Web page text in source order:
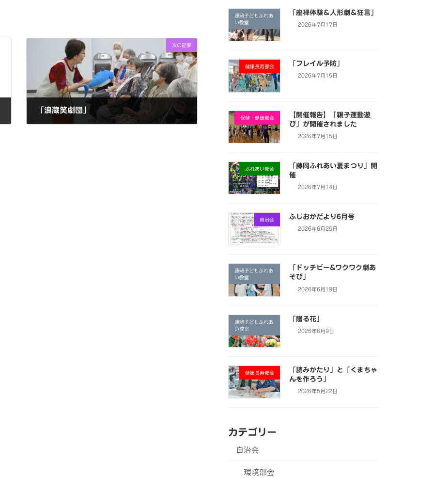
次の記事
「浪蔵笑劇団」
藤岡子どもふれあ
い教室
「座禅体験＆人形劇＆狂言」
2026年7月17日
健康長寿部会 「フレイル予防」
2026年7月15日
保健・健康部会
【開催報告】「親子運動遊
び」が開催されました
2026年7月15日
ふれあい部会
「藤岡ふれあい夏まつり」開
催
2026年7月14日
自治会 ふじおかだより6月号
2026年6月25日
藤岡子どもふれあ
い教室
「ドッチビー&ワクワク劇あ
そび」
2026年6月19日
藤岡子どもふれあ
い教室
「贈る花」
2026年6月9日
健康長寿部会
「読みかたり」と「くまちゃ
んを作ろう」
2026年5月22日
カテゴリー
自治会
環境部会